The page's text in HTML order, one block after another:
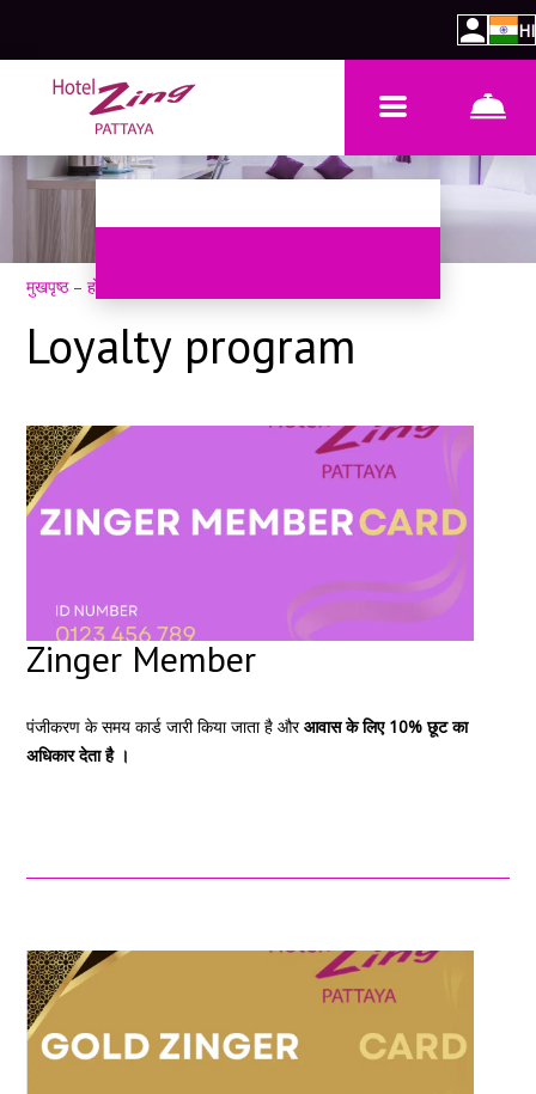
HI
मुखपृष्ठ –होटल के बारे में
Loyalty program
Zinger Member
पंजीकरण के समय कार्ड जारी किया जाता है औरआवास के लिए 10% छूट का
अधिकार देता है ।